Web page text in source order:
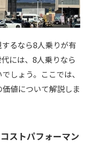
るなら8人乗りが有
には、8人乗りなら
しょう。ここでは、
値について解説しま
ストパフォーマン